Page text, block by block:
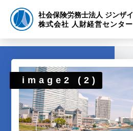
社会保険労務士法人 ジンザイ
株式会社 人財経営センター
image2 (2)